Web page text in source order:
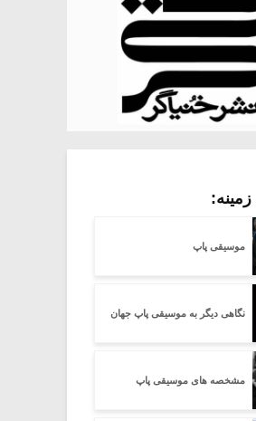
موسیقی پاپ
نگاهی دیگر به موسیقی پاپ جهان
مشخصه های موسیقی پاپ